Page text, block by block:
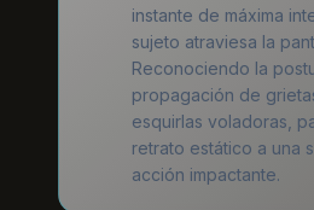
instante de máxima
sujeto atraviesa la
Reconociendo la
propagación de
esquirlas voladoras,
retrato estático a una
acción impactante.